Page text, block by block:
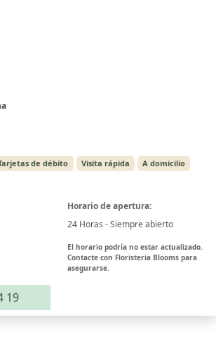
de débito Visita rápida
A domicilio
Horario de apertura:
24 Horas - Siempre abierto
El horario podría no estar actualizado.
Contacte con Floristeria Blooms para
asegurarse.
19